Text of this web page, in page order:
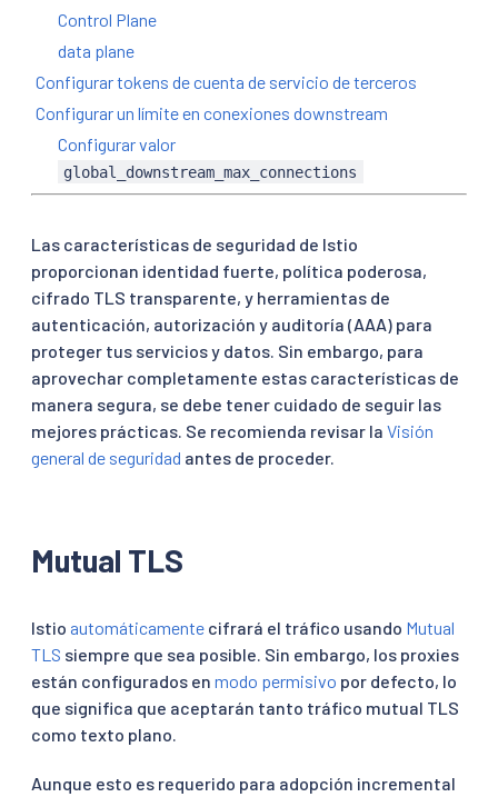
Control Plane
data plane
Configurar tokens de cuenta de servicio de terceros
Configurar un límite en conexiones downstream
Configurar valor
global_downstream_max_connections
Las características de seguridad de Istio
proporcionan identidad fuerte, política poderosa,
cifrado TLS transparente, y herramientas de
autenticación, autorización y auditoría (AAA) para
proteger tus servicios y datos. Sin embargo, para
aprovechar completamente estas características de
manera segura, se debe tener cuidado de seguir las
mejores prácticas. Se recomienda revisar la Visión
general de seguridad antes de proceder.
Mutual TLS
Istio automáticamente cifrará el tráfico usando Mutual
TLS siempre que sea posible. Sin embargo, los proxies
están configurados en modo permisivo por defecto, lo
que significa que aceptarán tanto tráfico mutual TLS
como texto plano.
Aunque esto es requerido para adopción incremental